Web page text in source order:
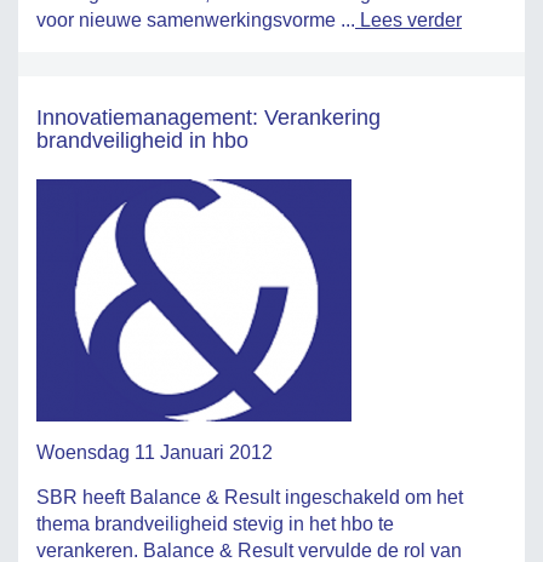
voor nieuwe samenwerkingsvorme ... Lees verder
Innovatiemanagement: Verankering
brandveiligheid in hbo
Woensdag 11 Januari 2012
SBR heeft Balance & Result ingeschakeld om het
thema brandveiligheid stevig in het hbo te
verankeren. Balance & Result vervulde de rol van